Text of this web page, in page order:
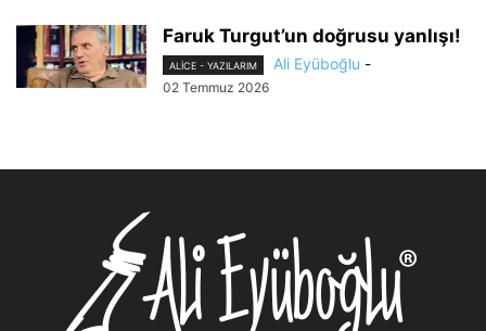
Faruk Turgut’un doğrusu yanlışı!
ALİCE - YAZILARIM Ali Eyüboğlu -
02 Temmuz 2026